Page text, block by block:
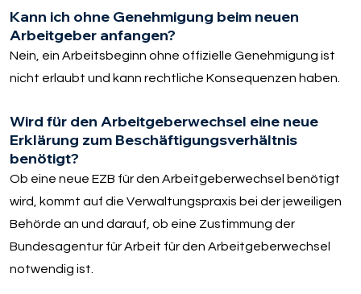
Kann ich ohne Genehmigung beim neuen
Arbeitgeber anfangen?
Nein, ein Arbeitsbeginn ohne offizielle Genehmigung ist
nicht erlaubt und kann rechtliche Konsequenzen haben.
Wird für den Arbeitgeberwechsel eine neue
Erklärung zum Beschäftigungsverhältnis
benötigt?
Ob eine neue EZB für den Arbeitgeberwechsel benötigt
wird, kommt auf die Verwaltungspraxis bei der jeweiligen
Behörde an und darauf, ob eine Zustimmung der
Bundesagentur für Arbeit für den Arbeitgeberwechsel
notwendig ist.